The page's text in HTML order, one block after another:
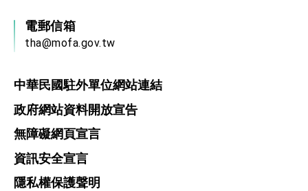
電郵信箱
tha@mofa.gov.tw
中華民國駐外單位網站連結
政府網站資料開放宣告
無障礙網頁宣言
資訊安全宣言
隱私權保護聲明